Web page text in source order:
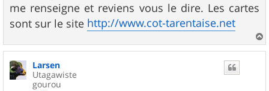
g
e
me renseigne et reviens vous le dire. Les cartes
sont sur le site http://www.cot-tarentaise.net
a
Larsen
Utagawiste
gourou